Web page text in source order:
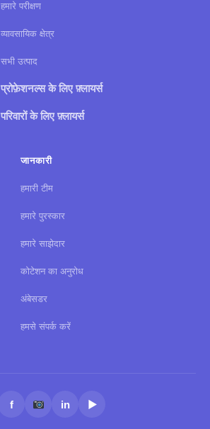
हमारे परीक्षण
व्यावसायिक क्षेत्र
सभी उत्पाद
प्रोफ़ेशनल्स के लिए फ़्लायर्स
परिवारों के लिए फ़्लायर्स
जानकारी
हमारी टीम
हमारे पुरस्कार
हमारे साझेदार
कोटेशन का अनुरोध
अंबेसडर
हमसे संपर्क करें
f in ▶